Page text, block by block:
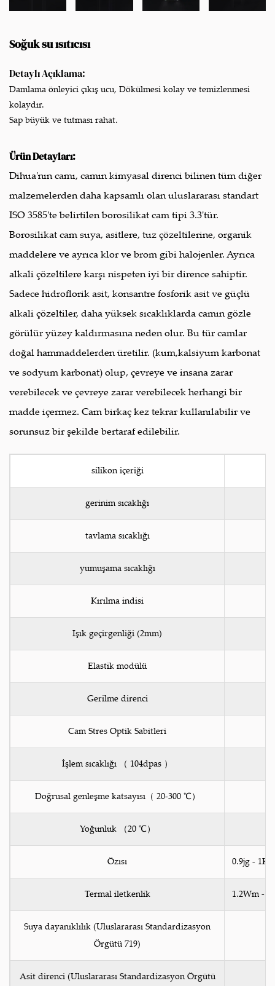
Soğuk su ısıtıcısı
Detaylı Açıklama:
Damlama önleyici çıkış ucu, Dökülmesi kolay ve temizlenmesi
kolaydır.
Sap büyük ve tutması rahat.
Ürün Detayları:
Dihua'nın camı, camın kimyasal direnci bilinen tüm diğer
malzemelerden daha kapsamlı olan uluslararası standart
ISO 3585'te belirtilen borosilikat cam tipi 3.3'tür.
Borosilikat cam suya, asitlere, tuz çözeltilerine, organik
maddelere ve ayrıca klor ve brom gibi halojenler. Ayrıca
alkali çözeltilere karşı nispeten iyi bir dirence sahiptir.
Sadece hidroflorik asit, konsantre fosforik asit ve güçlü
alkali çözeltiler, daha yüksek sıcaklıklarda camın gözle
görülür yüzey kaldırmasına neden olur. Bu tür camlar
doğal hammaddelerden üretilir. (kum,kalsiyum karbonat
ve sodyum karbonat) olup, çevreye ve insana zarar
verebilecek ve çevreye zarar verebilecek herhangi bir
madde içermez. Cam birkaç kez tekrar kullanılabilir ve
sorunsuz bir şekilde bertaraf edilebilir.
silikon içeriği
gerinim sıcaklığı
tavlama sıcaklığı
yumuşama sıcaklığı
Kırılma indisi
Işık geçirgenliği (2mm)
Elastik modülü
Gerilme direnci
Cam Stres Optik Sabitleri
İşlem sıcaklığı （ 104dpas ）
Doğrusal genleşme katsayısı（ 20-300 ℃）
Yoğunluk （20 ℃）
Özısı 0.9jg - 1K
Termal iletkenlik 1.2Wm -
Suya dayanıklılık (Uluslararası Standardizasyon
Örgütü 719)
Asit direnci (Uluslararası Standardizasyon Örgütü